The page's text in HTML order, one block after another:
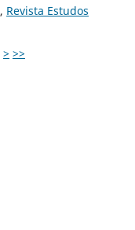
, Revista Estudos
> >>